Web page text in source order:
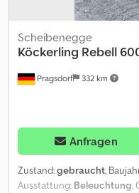
Pragsdorf 332 km
Scheibenegge
Köckerling Rebell
Anfragen
Zustand:gebraucht,
Ausstattung: Beleuchtung,